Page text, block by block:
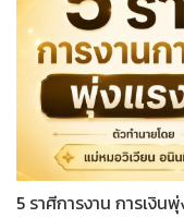
5 ราศีการงาน การเงิ